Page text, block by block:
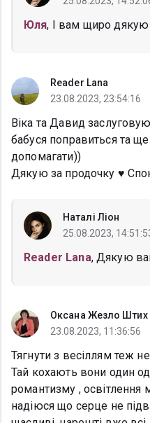
Юля, І вам щиро
Reader Lana
23.08.2023, 23:54:16
Віка та Давид
бабуся поправиться та
допомагати))
Дякую за продочку ♥
Наталі Ліон
25.08.2023,
Reader Lana, Дякую
Оксана Жезло Штих
23.08.2023, 11:36:56
Тягнути з весіллям теж
Тай кохають вони один
романтизму , освітлення
надіюся що серце не